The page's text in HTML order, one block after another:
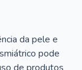
da pele e
pode